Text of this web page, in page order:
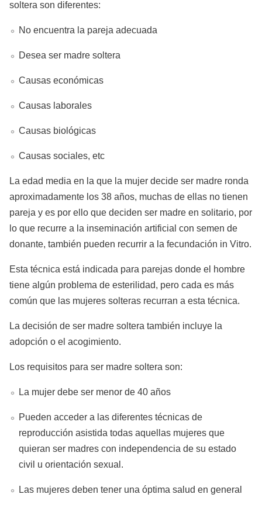
soltera son diferentes:
No encuentra la pareja adecuada
Desea ser madre soltera
Causas económicas
Causas laborales
Causas biológicas
Causas sociales, etc
La edad media en la que la mujer decide ser madre ronda
aproximadamente los 38 años, muchas de ellas no tienen
pareja y es por ello que deciden ser madre en solitario, por
lo que recurre a la inseminación artificial con semen de
donante, también pueden recurrir a la fecundación in Vitro.
Esta técnica está indicada para parejas donde el hombre
tiene algún problema de esterilidad, pero cada es más
común que las mujeres solteras recurran a esta técnica.
La decisión de ser madre soltera también incluye la
adopción o el acogimiento.
Los requisitos para ser madre soltera son:
La mujer debe ser menor de 40 años
Pueden acceder a las diferentes técnicas de
reproducción asistida todas aquellas mujeres que
quieran ser madres con independencia de su estado
civil u orientación sexual.
Las mujeres deben tener una óptima salud en general